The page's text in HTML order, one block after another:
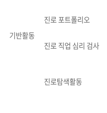
기반활동
진로 포트폴리오
진로 직업 심리 검사
진로탐색활동